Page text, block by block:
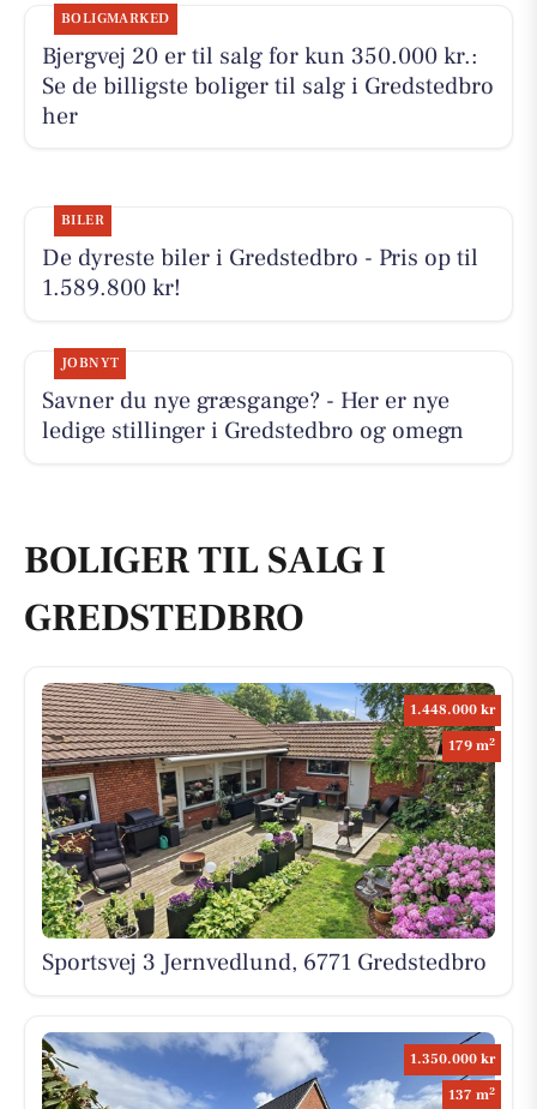
BOLIGMARKED
Bjergvej 20 er til salg for kun 350.000 kr.:
Se de billigste boliger til salg i Gredstedbro
her
BILER
De dyreste biler i Gredstedbro - Pris op til
1.589.800 kr!
JOBNYT
Savner du nye græsgange? - Her er nye
ledige stillinger i Gredstedbro og omegn
BOLIGER TIL SALG I
GREDSTEDBRO
1.448.000 kr
179 m2
Sportsvej 3 Jernvedlund, 6771 Gredstedbro
1.350.000 kr
137 m2